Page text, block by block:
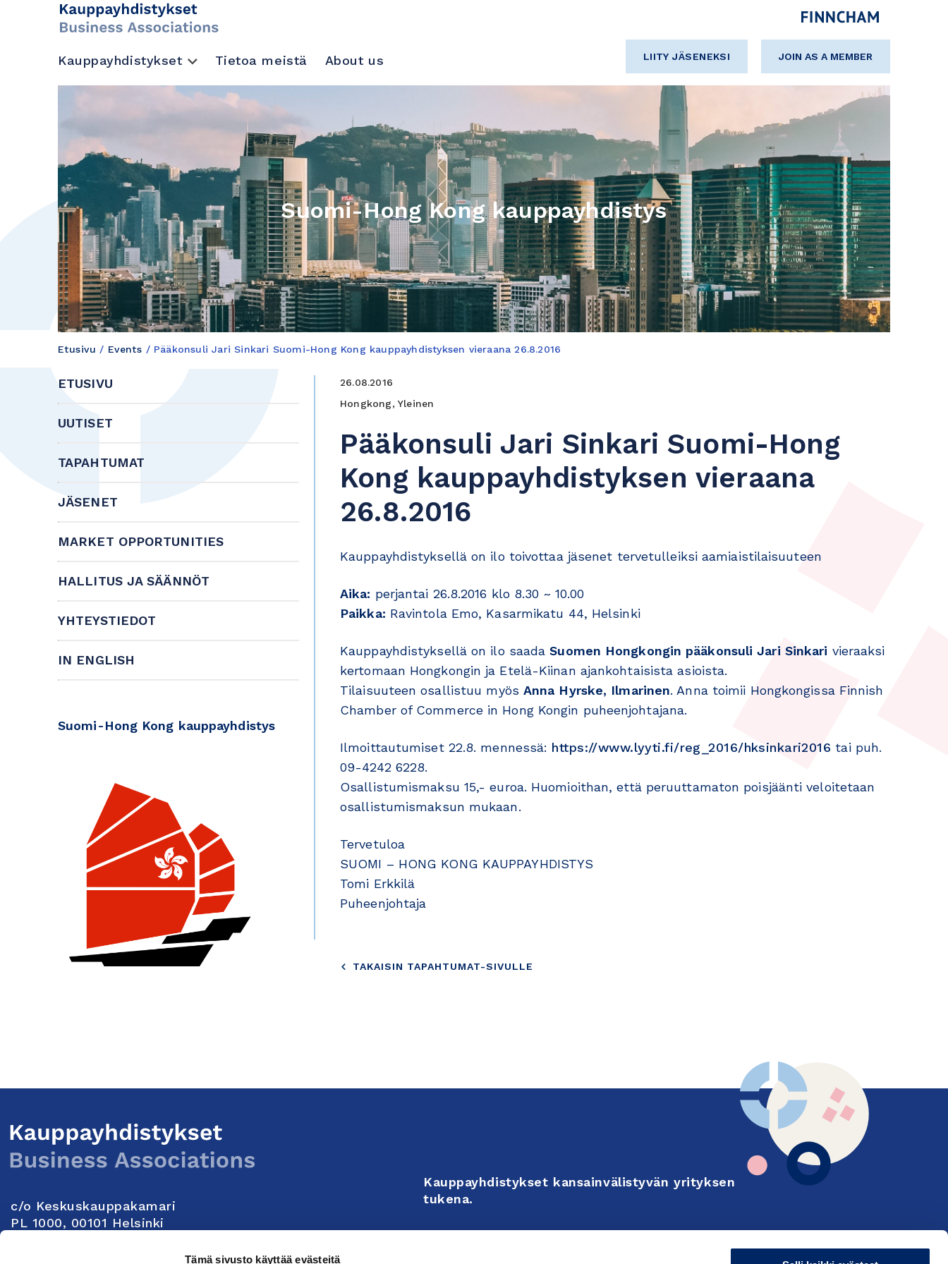
Tämä sivusto käyttää evästeitä
Kauppayhdistykset Tietoa meistä About us LIITY JÄSENEKSI JOIN AS A MEMBER
Suomi-Hong Kong kauppayhdistys
Etusivu / Events / Pääkonsuli Jari Sinkari Suomi-Hong Kong kauppayhdistyksen vieraana 26.8.2016
ETUSIVU
UUTISET
TAPAHTUMAT
JÄSENET
MARKET OPPORTUNITIES
HALLITUS JA SÄÄNNÖT
YHTEYSTIEDOT
IN ENGLISH
Suomi-Hong Kong kauppayhdistys
26.08.2016
Hongkong, Yleinen
Pääkonsuli Jari Sinkari Suomi-Hong
Kong kauppayhdistyksen vieraana
26.8.2016
Kauppayhdistyksellä on ilo toivottaa jäsenet tervetulleiksi aamiaistilaisuuteen
Aika: perjantai 26.8.2016 klo 8.30 ~ 10.00
Paikka: Ravintola Emo, Kasarmikatu 44, Helsinki
Kauppayhdistyksellä on ilo saadaSuomen Hongkongin pääkonsuli Jari Sinkari vieraaksi
kertomaan Hongkongin ja Etelä-Kiinan ajankohtaisista asioista.
Tilaisuuteen osallistuu myös Anna Hyrske, Ilmarinen. Anna toimii Hongkongissa Finnish
Chamber of Commerce in Hong Kongin puheenjohtajana.
Ilmoittautumiset 22.8. mennessä: https://www.lyyti.fi/reg_2016/hksinkari2016 tai puh.
09-4242 6228.
Osallistumismaksu 15,- euroa. Huomioithan, että peruuttamaton poisjäänti veloitetaan
osallistumismaksun mukaan.
Tervetuloa
SUOMI – HONG KONG KAUPPAYHDISTYS
Tomi Erkkilä
Puheenjohtaja
TAKAISIN TAPAHTUMAT-SIVULLE
c/o Keskuskauppakamari
PL 1000, 00101 Helsinki
Kauppayhdistykset kansainvälistyvän yrityksen
tukena.